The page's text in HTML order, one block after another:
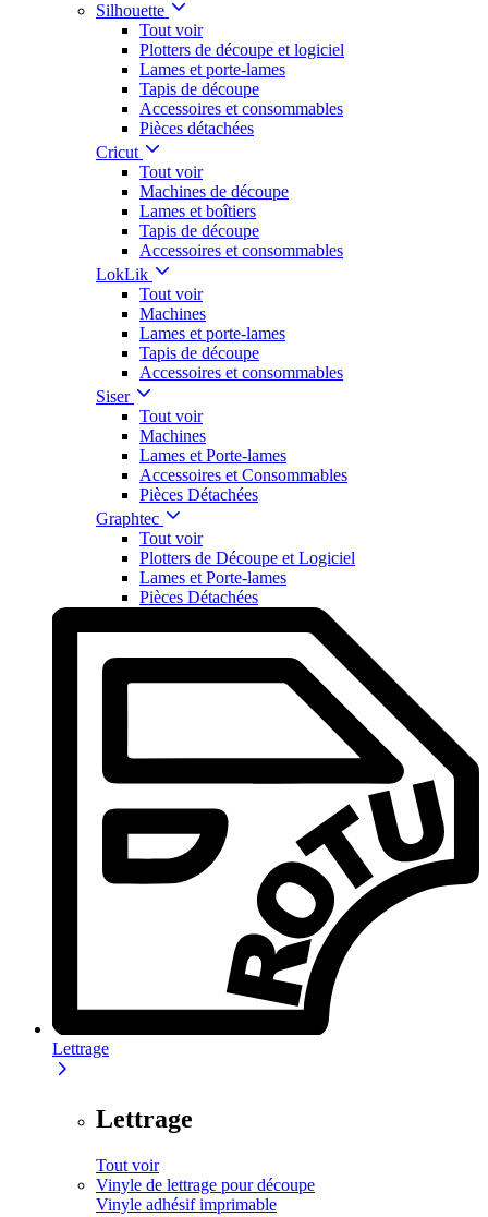
Silhouette
Tout voir
Plotters de découpe et logiciel
Lames et porte-lames
Tapis de découpe
Accessoires et consommables
Pièces détachées
Cricut
Tout voir
Machines de découpe
Lames et boîtiers
Tapis de découpe
Accessoires et consommables
LokLik
Tout voir
Machines
Lames et porte-lames
Tapis de découpe
Accessoires et consommables
Siser
Tout voir
Machines
Lames et Porte-lames
Accessoires et Consommables
Pièces Détachées
Graphtec
Tout voir
Plotters de Découpe et Logiciel
Lames et Porte-lames
Pièces Détachées
Lettrage
Lettrage
Tout voir
Vinyle de lettrage pour découpe
Vinyle adhésif imprimable